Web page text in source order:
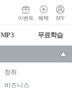
이벤트 혜택 MY
MP3 무료학습
청취
비즈니스